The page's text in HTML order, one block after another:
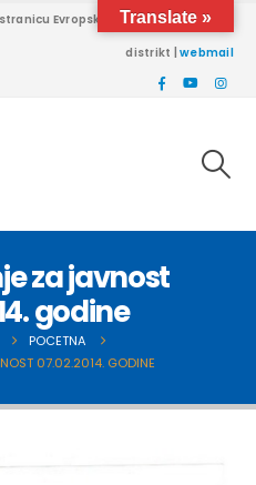
Evropskog univerziteta Brčko
distrikt |webmail
za javnost
godine
POCETNA
07.02.2014. GODINE
Translate »